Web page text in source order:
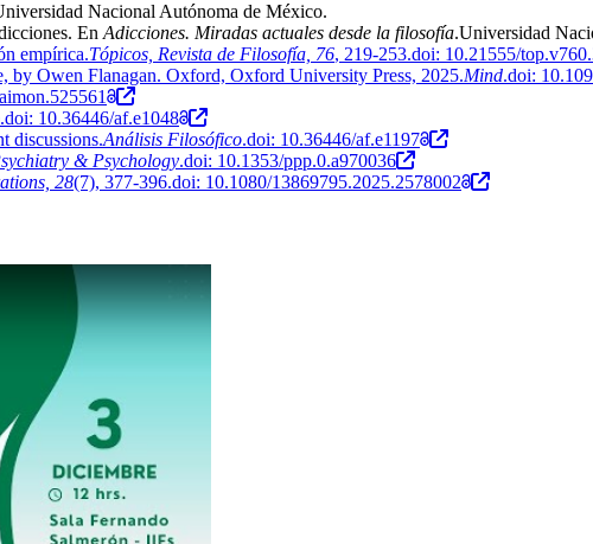
Nacional Autónoma de México.
En Adicciones. Miradas actuales desde la filosofía.Universidad
empírica.Tópicos, Revista de Filosofía, 76, 219-253.doi: 10.21555/
by Owen Flanagan. Oxford, Oxford University Press, 2025.Mind.doi:
.doi: 10.36446/af.e1048
discussions.Análisis Filosófico.doi: 10.36446/af.e1197
& Psychology.doi: 10.1353/ppp.0.a970036
28(7), 377-396.doi: 10.1080/13869795.2025.2578002